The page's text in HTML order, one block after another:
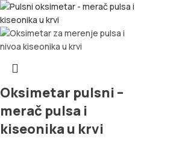
Oksimetar pulsni –
merač pulsa i
kiseonika u krvi